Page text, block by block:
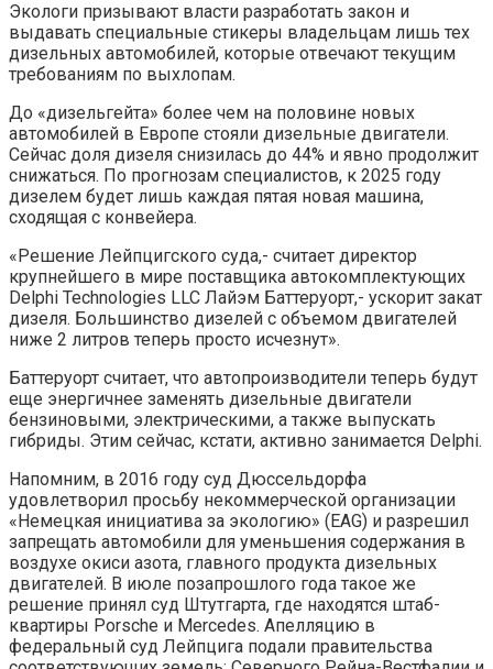
Экологи призывают власти разработать закон и
выдавать специальные стикеры владельцам лишь тех
дизельных автомобилей, которые отвечают текущим
требованиям по выхлопам.
До «дизельгейта» более чем на половине новых
автомобилей в Европе стояли дизельные двигатели.
Сейчас доля дизеля снизилась до 44% и явно продолжит
снижаться. По прогнозам специалистов, к 2025 году
дизелем будет лишь каждая пятая новая машина,
сходящая с конвейера.
«Решение Лейпцигского суда,- считает директор
крупнейшего в мире поставщика автокомплектующих
Delphi Technologies LLC Лайэм Баттеруорт,- ускорит закат
дизеля. Большинство дизелей с объемом двигателей
ниже 2 литров теперь просто исчезнут».
Баттеруорт считает, что автопроизводители теперь будут
еще энергичнее заменять дизельные двигатели
бензиновыми, электрическими, а также выпускать
гибриды. Этим сейчас, кстати, активно занимается Delphi.
Напомним, в 2016 году суд Дюссельдорфа
удовлетворил просьбу некоммерческой организации
«Немецкая инициатива за экологию» (EAG) и разрешил
запрещать автомобили для уменьшения содержания в
воздухе окиси азота, главного продукта дизельных
двигателей. В июле позапрошлого года такое же
решение принял суд Штутгарта, где находятся штаб-
квартиры Porsche и Mercedes. Апелляцию в
федеральный суд Лейпцига подали правительства